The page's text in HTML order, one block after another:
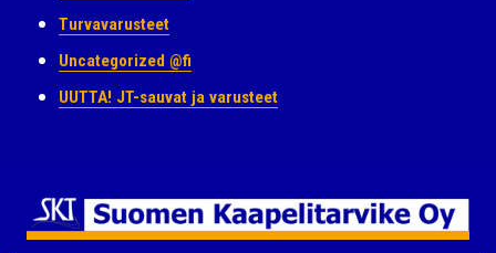
Turvavarusteet
Uncategorized @fi
UUTTA! JT-sauvat ja varusteet